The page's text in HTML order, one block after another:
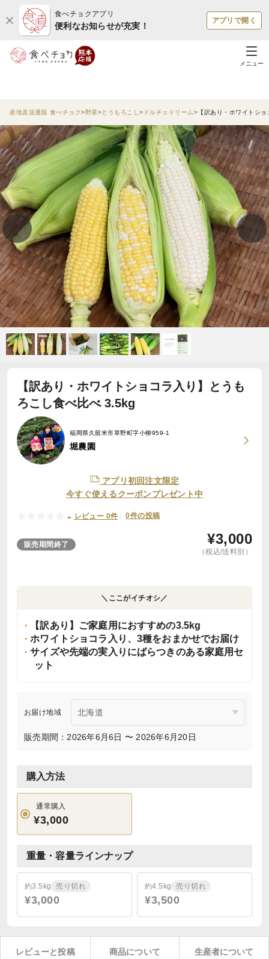
食べチョクアプリ
便利なお知らせが充実！
アプリで開く
メニュー
産地直送通販 食べチョク 野菜 とうもろこし ドルチェドリーム 【訳あり・ホワイトシ
【訳あり・ホワイトショコラ入り】とうも
ろこし食べ比べ 3.5kg
福岡県久留米市草野町字小柳959-1
堀農園
アプリ初回注文限定
今すぐ使えるクーポンプレゼント中
- レビュー 0件 0件の投稿
販売期間終了 ¥3,000
（税込/送料別）
＼ここがイチオシ／
【訳あり】ご家庭用におすすめの3.5kg
ホワイトショコラ入り、3種をおまかせでお届け
サイズや先端の実入りにばらつきのある家庭用セ
ット
お届け地域
販売期間：2026年6月6日 〜 2026年6月20日
購入方法
通常購入
¥3,000
重量・容量ラインナップ
約3.5kg 売り切れ
¥3,000
約4.5kg 売り切れ
¥3,500
レビューと投稿 商品について 生産者について